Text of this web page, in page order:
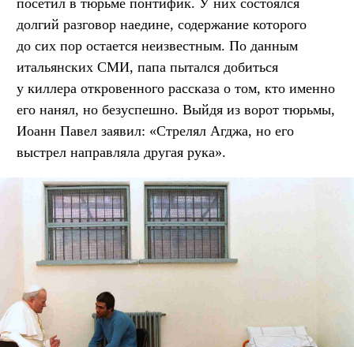
долгий разговор наедине, содержание которого
до сих пор остается неизвестным. По данным
итальянских СМИ, папа пытался добиться
у киллера откровенного рассказа о том, кто именно
его нанял, но безуспешно. Выйдя из ворот тюрьмы,
Иоанн Павел заявил: «Стрелял Агджа, но его
выстрел направляла другая рука».